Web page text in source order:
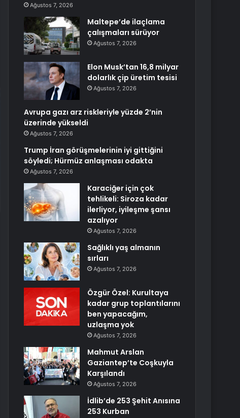
Ağustos 7, 2026
Maltepe’de ilaçlama
çalışmaları sürüyor
Ağustos 7, 2026
Elon Musk’tan 16,8 milyar
dolarlık çip üretim tesisi
Ağustos 7, 2026
Avrupa gazı arz riskleriyle yüzde 2’nin
üzerinde yükseldi
Ağustos 7, 2026
Trump İran görüşmelerinin iyi gittiğini
söyledi; Hürmüz anlaşması odakta
Ağustos 7, 2026
Karaciğer için çok
tehlikeli: Siroza kadar
ilerliyor, iyileşme şansı
azalıyor
Ağustos 7, 2026
Sağlıklı yaş almanın
sırları
Ağustos 7, 2026
Özgür Özel: Kurultaya
kadar grup toplantılarını
ben yapacağım,
uzlaşma yok
Ağustos 7, 2026
Mahmut Arslan
Gaziantep’te Coşkuyla
Karşılandı
Ağustos 7, 2026
İdlib’de 253 Şehit Anısına
253 Kurban